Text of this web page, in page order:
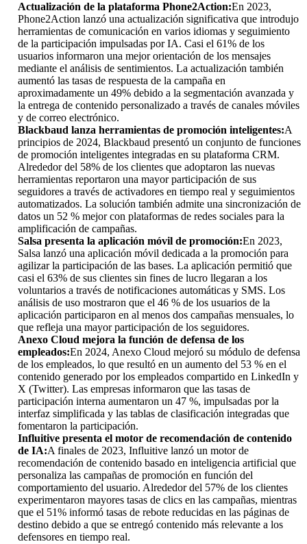
Actualización de la plataforma Phone2Action:En 2023,
Phone2Action lanzó una actualización significativa que introdujo
herramientas de comunicación en varios idiomas y seguimiento
de la participación impulsadas por IA. Casi el 61% de los
usuarios informaron una mejor orientación de los mensajes
mediante el análisis de sentimientos. La actualización también
aumentó las tasas de respuesta de la campaña en
aproximadamente un 49% debido a la segmentación avanzada y
la entrega de contenido personalizado a través de canales móviles
y de correo electrónico.
Blackbaud lanza herramientas de promoción inteligentes:A
principios de 2024, Blackbaud presentó un conjunto de funciones
de promoción inteligentes integradas en su plataforma CRM.
Alrededor del 58% de los clientes que adoptaron las nuevas
herramientas reportaron una mayor participación de sus
seguidores a través de activadores en tiempo real y seguimientos
automatizados. La solución también admite una sincronización de
datos un 52 % mejor con plataformas de redes sociales para la
amplificación de campañas.
Salsa presenta la aplicación móvil de promoción:En 2023,
Salsa lanzó una aplicación móvil dedicada a la promoción para
agilizar la participación de las bases. La aplicación permitió que
casi el 63% de sus clientes sin fines de lucro llegaran a los
voluntarios a través de notificaciones automáticas y SMS. Los
análisis de uso mostraron que el 46 % de los usuarios de la
aplicación participaron en al menos dos campañas mensuales, lo
que refleja una mayor participación de los seguidores.
Anexo Cloud mejora la función de defensa de los
empleados:En 2024, Anexo Cloud mejoró su módulo de defensa
de los empleados, lo que resultó en un aumento del 53 % en el
contenido generado por los empleados compartido en LinkedIn y
X (Twitter). Las empresas informaron que las tasas de
participación interna aumentaron un 47 %, impulsadas por la
interfaz simplificada y las tablas de clasificación integradas que
fomentaron la participación.
Influitive presenta el motor de recomendación de contenido
de IA:A finales de 2023, Influitive lanzó un motor de
recomendación de contenido basado en inteligencia artificial que
personaliza las campañas de promoción en función del
comportamiento del usuario. Alrededor del 57% de los clientes
experimentaron mayores tasas de clics en las campañas, mientras
que el 51% informó tasas de rebote reducidas en las páginas de
destino debido a que se entregó contenido más relevante a los
defensores en tiempo real.